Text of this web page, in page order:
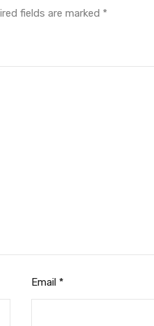
fields are marked *
Email *